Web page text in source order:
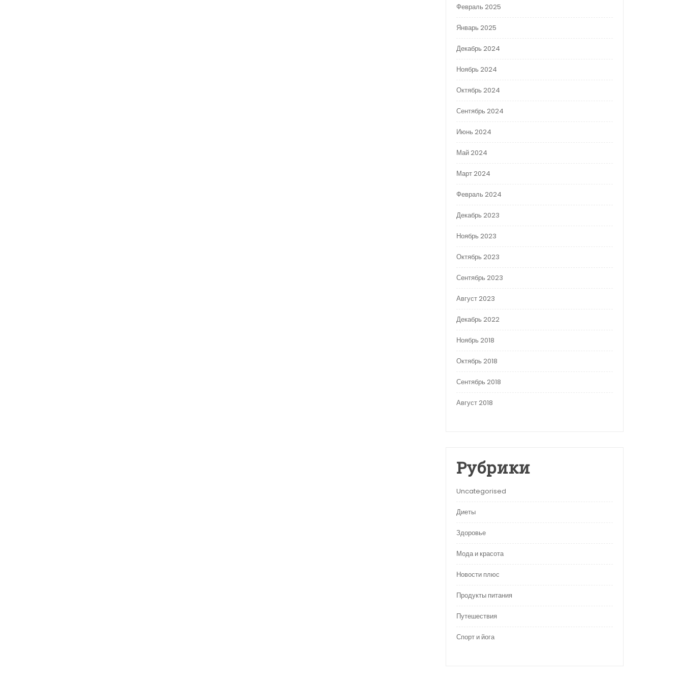
Февраль 2025
Январь 2025
Декабрь 2024
Ноябрь 2024
Октябрь 2024
Сентябрь 2024
Июнь 2024
Май 2024
Март 2024
Февраль 2024
Декабрь 2023
Ноябрь 2023
Октябрь 2023
Сентябрь 2023
Август 2023
Декабрь 2022
Ноябрь 2018
Октябрь 2018
Сентябрь 2018
Август 2018
Рубрики
Uncategorised
Диеты
Здоровье
Мода и красота
Новости плюс
Продукты питания
Путешествия
Спорт и йога